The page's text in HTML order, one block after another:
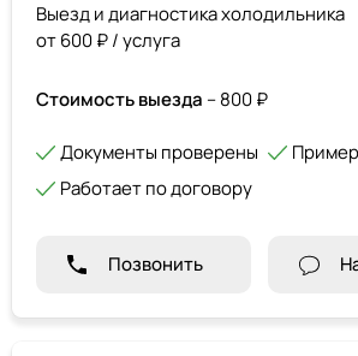
Выезд и диагностика холодильника
от 600 ₽ / услуга
Стоимость выезда – 800 ₽
Документы проверены
Работает по договору
Позвонить